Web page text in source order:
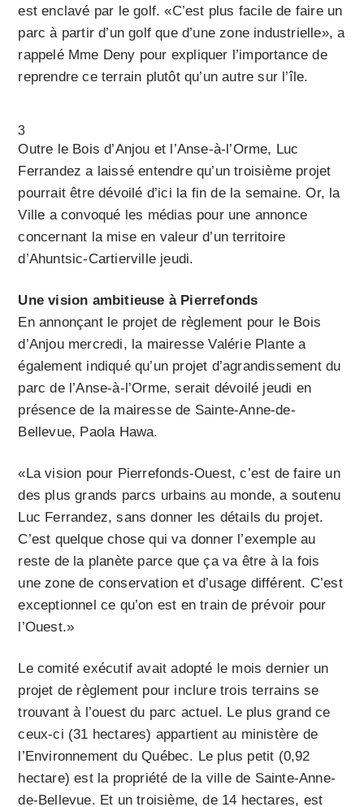
est enclavé par le golf. «C’est plus facile de faire un
parc à partir d’un golf que d’une zone industrielle», a
rappelé Mme Deny pour expliquer l’importance de
reprendre ce terrain plutôt qu’un autre sur l’île.
3
Outre le Bois d’Anjou et l’Anse-à-l’Orme, Luc
Ferrandez a laissé entendre qu’un troisième projet
pourrait être dévoilé d’ici la fin de la semaine. Or, la
Ville a convoqué les médias pour une annonce
concernant la mise en valeur d’un territoire
d’Ahuntsic-Cartierville jeudi.
Une vision ambitieuse à Pierrefonds
En annonçant le projet de règlement pour le Bois
d’Anjou mercredi, la mairesse Valérie Plante a
également indiqué qu’un projet d’agrandissement du
parc de l’Anse-à-l’Orme, serait dévoilé jeudi en
présence de la mairesse de Sainte-Anne-de-
Bellevue, Paola Hawa.
«La vision pour Pierrefonds-Ouest, c’est de faire un
des plus grands parcs urbains au monde, a soutenu
Luc Ferrandez, sans donner les détails du projet.
C’est quelque chose qui va donner l’exemple au
reste de la planète parce que ça va être à la fois
une zone de conservation et d’usage différent. C’est
exceptionnel ce qu’on est en train de prévoir pour
l’Ouest.»
Le comité exécutif avait adopté le mois dernier un
projet de règlement pour inclure trois terrains se
trouvant à l’ouest du parc actuel. Le plus grand ce
ceux-ci (31 hectares) appartient au ministère de
l’Environnement du Québec. Le plus petit (0,92
hectare) est la propriété de la ville de Sainte-Anne-
de-Bellevue. Et un troisième, de 14 hectares, est